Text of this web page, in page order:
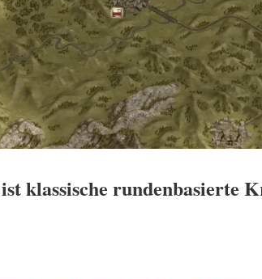
klassische rundenbasierte